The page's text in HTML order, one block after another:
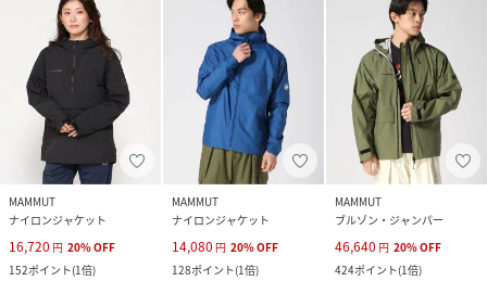
MAMMUT
ナイロンジャケット
16,720 円 20%OFF
152ポイント(1倍)
MAMMUT
ナイロンジャケット
14,080 円 20%OFF
128ポイント(1倍)
MAMMUT
ブルゾン・ジャンパー
46,640 円 20%OFF
424ポイント(1倍)